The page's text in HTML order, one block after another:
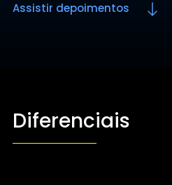
Assistir depoimentos
Diferenciais